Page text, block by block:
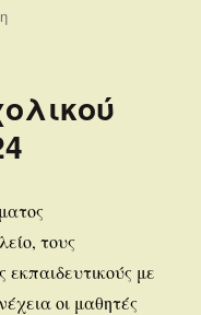
τους
εκπαιδευτικούς με
οι μαθητές